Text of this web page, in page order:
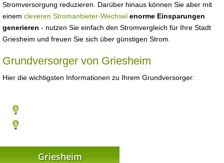
Stromversorgung reduzieren. Darüber hinaus können Sie aber mit
einem cleveren Stromanbieter-Wechsel enorme Einsparungen
generieren - nutzen Sie einfach den Stromvergleich für Ihre Stadt
Griesheim und freuen Sie sich über günstigen Strom.
Grundversorger von Griesheim
Hier die wichtigsten Informationen zu Ihrem Grundversorger:
Griesheim